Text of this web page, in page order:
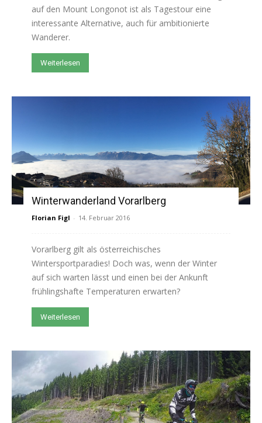
auf den Mount Longonot ist als Tagestour eine
interessante Alternative, auch für ambitionierte
Wanderer.
Weiterlesen
Winterwanderland Vorarlberg
Florian Figl - 14. Februar 2016
Vorarlberg gilt als österreichisches
Wintersportparadies! Doch was, wenn der Winter
auf sich warten lässt und einen bei der Ankunft
frühlingshafte Temperaturen erwarten?
Weiterlesen